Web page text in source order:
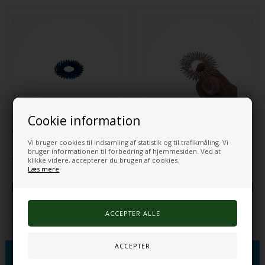
Cookie information
Vi bruger cookies til indsamling af statistik og til trafikmåling. Vi
bruger informationen til forbedring af hjemmesiden. Ved at
klikke videre, accepterer du brugen af cookies.
Læs mere
Sansering® Blå
11,00 DKK 11,00 DKK